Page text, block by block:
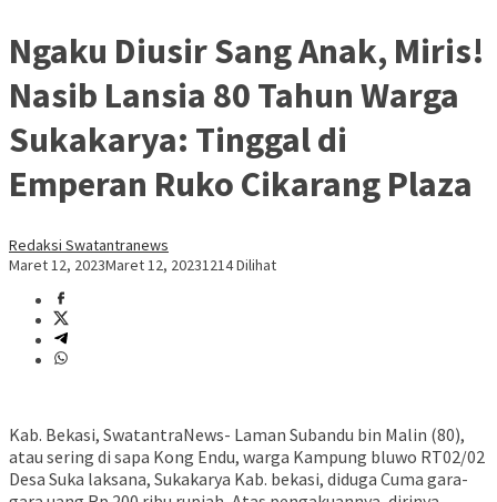
Ngaku Diusir Sang Anak, Miris!
Nasib Lansia 80 Tahun Warga
Sukakarya: Tinggal di
Emperan Ruko Cikarang Plaza
Redaksi Swatantranews
Maret 12, 2023Maret 12, 20231214 Dilihat
Kab. Bekasi, SwatantraNews- Laman Subandu bin Malin (80),
atau sering di sapa Kong Endu, warga Kampung bluwo RT02/02
Desa Suka laksana, Sukakarya Kab. bekasi, diduga Cuma gara-